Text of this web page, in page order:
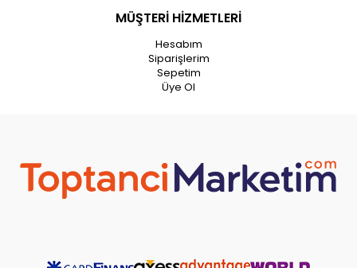
MÜŞTERİ HİZMETLERİ
Hesabım
Siparişlerim
Sepetim
Üye Ol